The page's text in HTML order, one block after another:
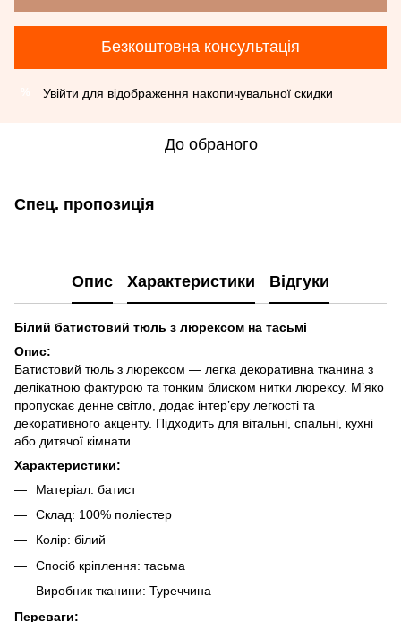
Безкоштовна консультація
Увійти для відображення накопичувальної скидки
До обраного
Спец. пропозиція
Опис Характеристики Відгуки
Білий батистовий тюль з люрексом на тасьмі
Опис:
Батистовий тюль з люрексом — легка декоративна тканина з
делікатною фактурою та тонким блиском нитки люрексу. М’яко
пропускає денне світло, додає інтер’єру легкості та
декоративного акценту. Підходить для вітальні, спальні, кухні
або дитячої кімнати.
Характеристики:
Матеріал: батист
Склад: 100% поліестер
Колір: білий
Спосіб кріплення: тасьма
Виробник тканини: Туреччина
Переваги: